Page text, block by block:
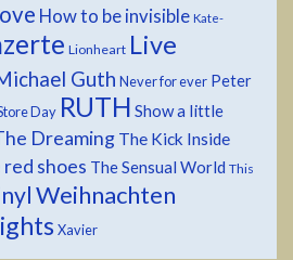
How to be invisible Kate-
Lionheart Live
Guth Never for ever Peter
Day RUTH Show a little
Dreaming The Kick Inside
shoes The Sensual World This
Weihnachten
Xavier